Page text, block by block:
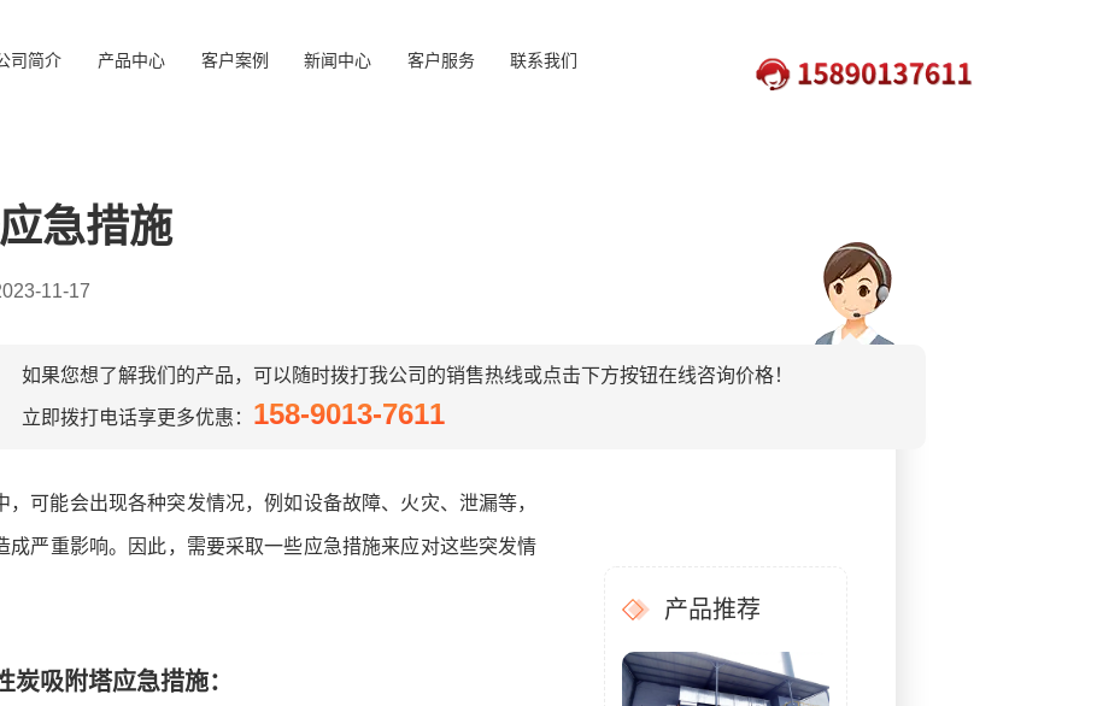
司简介 产品中心 客户案例 新闻中心 客户服务 联系我们
急措施
11-17
如果您想了解我们的产品，可以随时拨打我公司的销售热线或点击下方按钮在线咨询价格！
立即拨打电话享更多优惠： 158-9013-7611
，可能会出现各种突发情况，例如设备故障、火灾、泄漏等，
成严重影响。因此，需要采取一些应急措施来应对这些突发情
炭吸附塔应急措施：
产品推荐